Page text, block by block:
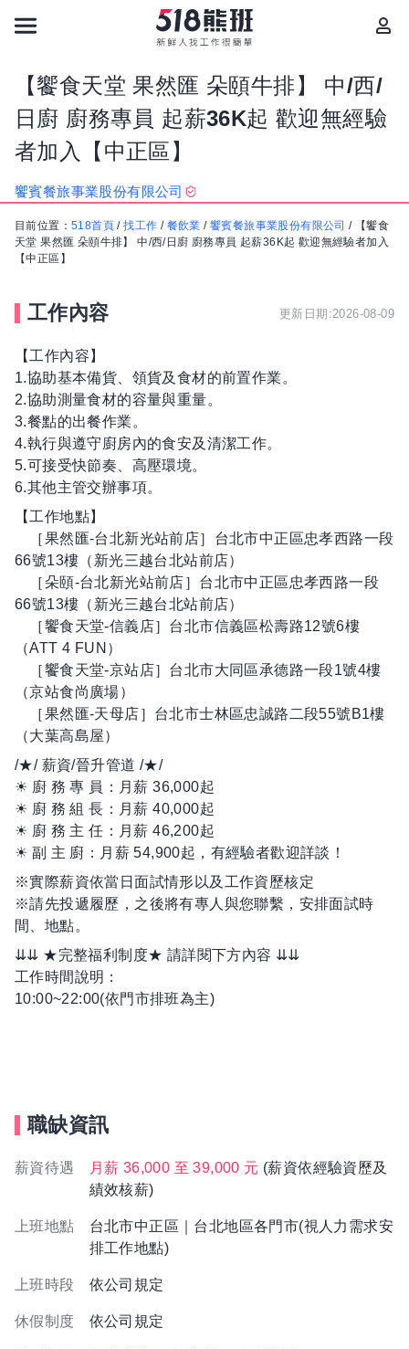
【饗食天堂 果然匯 朵頤牛排】 中/西/
日廚 廚務專員 起薪36K起 歡迎無經驗
者加入【中正區】
饗賓餐旅事業股份有限公司
目前位置： 518首頁 /找工作 / 餐飲業 /饗賓餐旅事業股份有限公司 /
【饗食
天堂 果然匯 朵頤牛排】 中/西/日廚 廚務專員 起薪36K起 歡迎無經驗者加入
【中正區】
工作內容 更新日期:2026-08-09
【工作內容】
1.協助基本備貨、領貨及食材的前置作業。
2.協助測量食材的容量與重量。
3.餐點的出餐作業。
4.執行與遵守廚房內的食安及清潔工作。
5.可接受快節奏、高壓環境。
6.其他主管交辦事項。
【工作地點】
［果然匯-台北新光站前店］台北市中正區忠孝西路一段
66號13樓（新光三越台北站前店）
［朵頤-台北新光站前店］台北市中正區忠孝西路一段
66號13樓（新光三越台北站前店）
［饗食天堂-信義店］台北市信義區松壽路12號6樓
（ATT 4 FUN）
［饗食天堂-京站店］台北市大同區承德路一段1號4樓
（京站食尚廣場）
［果然匯-天母店］台北市士林區忠誠路二段55號B1樓
（大葉高島屋）
/★/ 薪資/晉升管道 /★/
☀ 廚 務 專 員：月薪 36,000起
☀ 廚 務 組 長：月薪 40,000起
☀ 廚 務 主 任：月薪 46,200起
☀ 副 主 廚：月薪 54,900起，有經驗者歡迎詳談！
※實際薪資依當日面試情形以及工作資歷核定
※請先投遞履歷，之後將有專人與您聯繫，安排面試時
間、地點。
⇊⇊ ★完整福利制度★ 請詳閱下方內容 ⇊⇊
工作時間說明：
10:00~22:00(依門市排班為主)
職缺資訊
薪資待遇 月薪 36,000 至 39,000 元 (薪資依經驗資歷及
績效核薪)
上班地點
台北市中正區｜台北地區各門市(視人力需求安
排工作地點)
上班時段 依公司規定
休假制度 依公司規定